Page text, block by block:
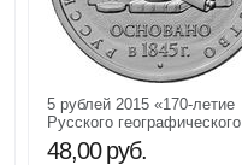
5 рублей 2015 «170-летие
Русского географического
общества»
48,00 руб.